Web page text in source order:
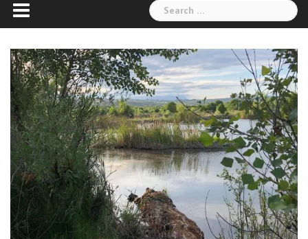
Search
for: